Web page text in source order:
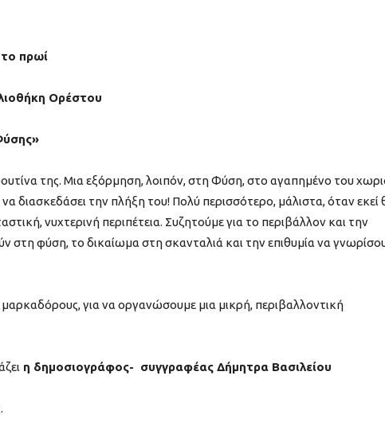
πρωί
Ορέστου
της. Μια εξόρμηση, λοιπόν, στη Φύση, στο αγαπημένο του
διασκεδάσει την πλήξη του! Πολύ περισσότερο, μάλιστα, όταν εκεί
νυχτερινή περιπέτεια. Συζητούμε για το περιβάλλον και την
στη φύση, το δικαίωμα στη σκανταλιά και την επιθυμία να
για να οργανώσουμε μια μικρή, περιβαλλοντική
η δημοσιογράφος- συγγραφέας Δήμητρα Βασιλείου